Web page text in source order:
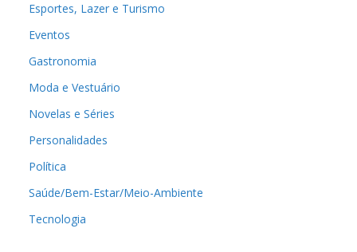
Esportes, Lazer e Turismo
Eventos
Gastronomia
Moda e Vestuário
Novelas e Séries
Personalidades
Política
Saúde/Bem-Estar/Meio-Ambiente
Tecnologia